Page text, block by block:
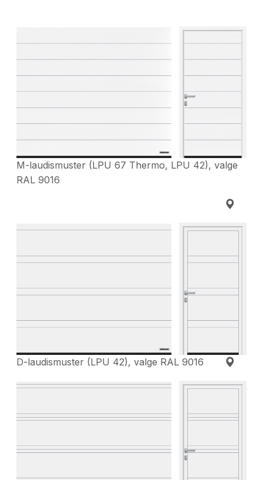
M-laudismuster (LPU 67 Thermo, LPU 42), valge
RAL 9016
D-laudismuster (LPU 42), valge RAL 9016